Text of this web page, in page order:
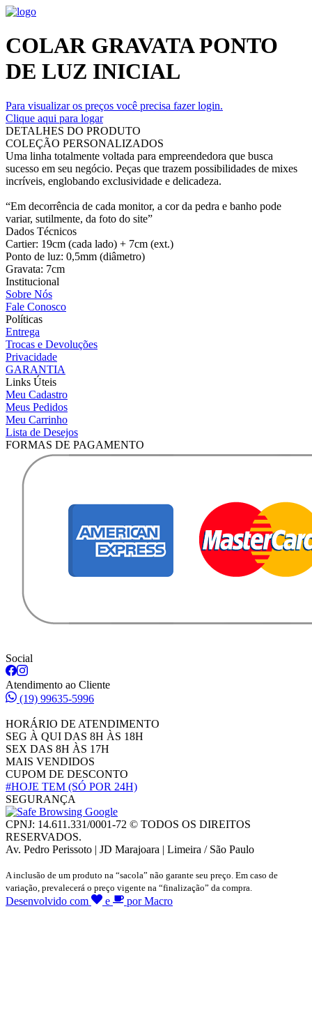
COLAR GRAVATA PONTO
DE LUZ INICIAL
Para visualizar os preços você precisa fazer login.
Clique aqui para logar
DETALHES DO PRODUTO
COLEÇÃO PERSONALIZADOS
Uma linha totalmente voltada para empreendedora que busca
sucesso em seu negócio. Peças que trazem possibilidades de mixes
incríveis, englobando exclusividade e delicadeza.
“Em decorrência de cada monitor, a cor da pedra e banho pode
variar, sutilmente, da foto do site”
Dados Técnicos
Cartier: 19cm (cada lado) + 7cm (ext.)
Ponto de luz: 0,5mm (diâmetro)
Gravata: 7cm
Institucional
Sobre Nós
Fale Conosco
Políticas
Entrega
Trocas e Devoluções
Privacidade
GARANTIA
Links Úteis
Meu Cadastro
Meus Pedidos
Meu Carrinho
Lista de Desejos
FORMAS DE PAGAMENTO
Social
Atendimento ao Cliente
(19) 99635-5996
HORÁRIO DE ATENDIMENTO
SEG À QUI DAS 8H ÀS 18H
SEX DAS 8H ÀS 17H
MAIS VENDIDOS
CUPOM DE DESCONTO
#HOJE TEM (SÓ POR 24H)
SEGURANÇA
CPNJ: 14.611.331/0001-72 © TODOS OS DIREITOS
RESERVADOS.
Av. Pedro Perissoto | JD Marajoara | Limeira / São Paulo
A inclusão de um produto na “sacola” não garante seu preço. Em caso de
variação, prevalecerá o preço vigente na “finalização” da compra.
Desenvolvido com e por Macro